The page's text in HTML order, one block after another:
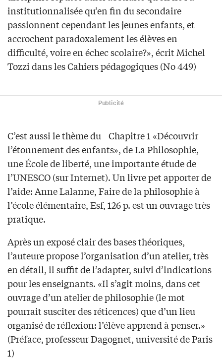
institutionnalisée qu’en fin du secondaire
passionnent cependant les jeunes enfants, et
accrochent paradoxalement les élèves en
difficulté, voire en échec scolaire?», écrit Michel
Tozzi dans les Cahiers pédagogiques (No 449)
Publicité
C’est aussi le thème du Chapitre 1 «Découvrir
l’étonnement des enfants», de La Philosophie,
une École de liberté, une importante étude de
l’UNESCO (sur Internet). Un livre pet apporter de
l’aide: Anne Lalanne, Faire de la philosophie à
l’école élémentaire, Esf, 126 p. est un ouvrage très
pratique.
Après un exposé clair des bases théoriques,
l’auteure propose l’organisation d’un atelier, très
en détail, il suffit de l’adapter, suivi d’indications
pour les enseignants. «Il s’agit moins, dans cet
ouvrage d’un atelier de philosophie (le mot
pourrait susciter des réticences) que d’un lieu
organisé de réflexion: l’élève apprend à penser.»
(Préface, professeur Dagognet, université de Paris
1)